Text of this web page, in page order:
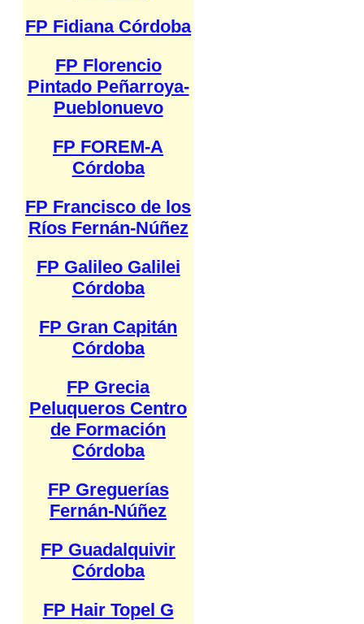
FP Fidiana Córdoba
FP Florencio
Pintado Peñarroya-
Pueblonuevo
FP FOREM-A
Córdoba
FP Francisco de los
Ríos Fernán-Núñez
FP Galileo Galilei
Córdoba
FP Gran Capitán
Córdoba
FP Grecia
Peluqueros Centro
de Formación
Córdoba
FP Greguerías
Fernán-Núñez
FP Guadalquivir
Córdoba
FP Hair Topel G